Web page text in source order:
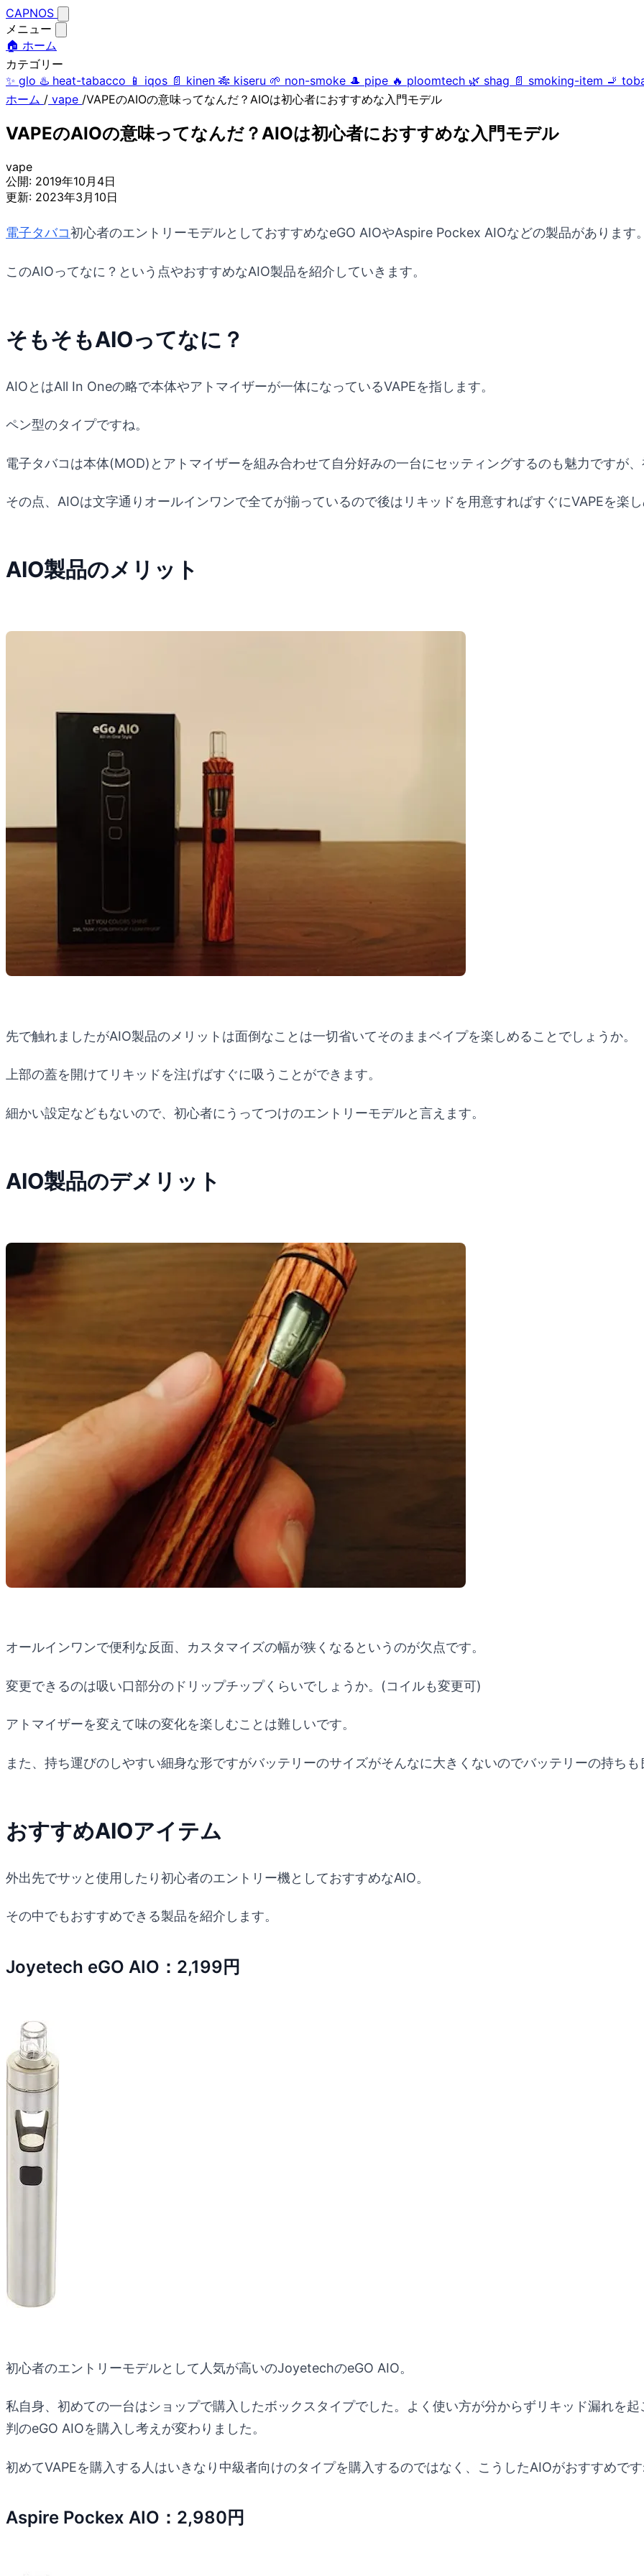
CAPNOS
メニュー
🏠 ホーム
カテゴリー
✨ glo ♨️ heat-tabacco 📱 iqos 📄 kinen 🎋 kiseru 🌱 non-smoke 🎩 pipe 🔥 ploomtech 🌿 shag 📄 smoking-item 🚬
ホーム / vape /VAPEのAIOの意味ってなんだ？AIOは初心者におすすめな入門モデル
VAPEのAIOの意味ってなんだ？AIOは初心者におすすめな入門モデル
vape
公開: 2019年10月4日
更新: 2023年3月10日
電子タバコ初心者のエントリーモデルとしておすすめなeGO AIOやAspire Pockex AIOなどの製品があります。
このAIOってなに？という点やおすすめなAIO製品を紹介していきます。
そもそもAIOってなに？
AIOとはAll In Oneの略で本体やアトマイザーが一体になっているVAPEを指します。
ペン型のタイプですね。
電子タバコは本体(MOD)とアトマイザーを組み合わせて自分好みの一台にセッティングするのも魅力ですが、
その点、AIOは文字通りオールインワンで全てが揃っているので後はリキッドを用意すればすぐにVAPEを楽し
AIO製品のメリット
先で触れましたがAIO製品のメリットは面倒なことは一切省いてそのままベイプを楽しめることでしょうか。
上部の蓋を開けてリキッドを注げばすぐに吸うことができます。
細かい設定などもないので、初心者にうってつけのエントリーモデルと言えます。
AIO製品のデメリット
オールインワンで便利な反面、カスタマイズの幅が狭くなるというのが欠点です。
変更できるのは吸い口部分のドリップチップくらいでしょうか。(コイルも変更可)
アトマイザーを変えて味の変化を楽しむことは難しいです。
また、持ち運びのしやすい細身な形ですがバッテリーのサイズがそんなに大きくないのでバッテリーの持ちも
おすすめAIOアイテム
外出先でサッと使用したり初心者のエントリー機としておすすめなAIO。
その中でもおすすめできる製品を紹介します。
Joyetech eGO AIO：2,199円
初心者のエントリーモデルとして人気が高いのJoyetechのeGO AIO。
私自身、初めての一台はショップで購入したボックスタイプでした。よく使い方が分からずリキッド漏れを
判のeGO AIOを購入し考えが変わりました。
初めてVAPEを購入する人はいきなり中級者向けのタイプを購入するのではなく、こうしたAIOがおすすめです
Aspire Pockex AIO：2,980円